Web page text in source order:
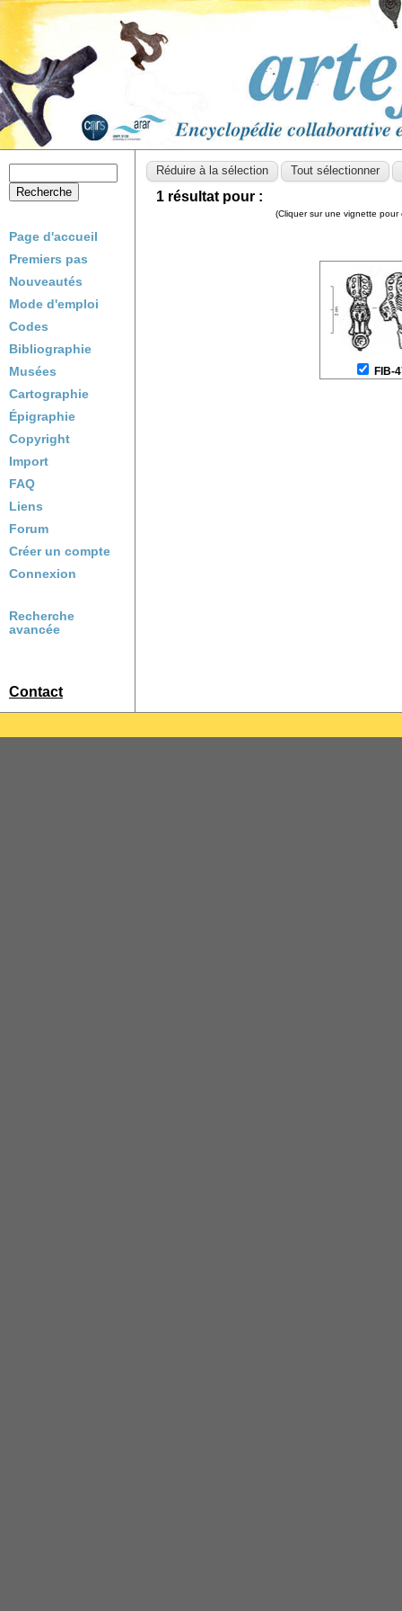
Page d'accueil
Premiers pas
Nouveautés
Mode d'emploi
Codes
Bibliographie
Musées
Cartographie
Épigraphie
Copyright
Import
FAQ
Liens
Forum
Créer un compte
Connexion
Recherche
avancée
Contact
1 résultat pour :
(Cliquer sur une vignette
FIB-